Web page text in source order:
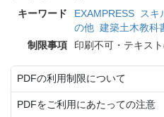
キーワード
EXAMPRESS スキ
の他 建築土木教科
制限事項
印刷不可・テキス
PDFの利用制限について
PDFをご利用にあたっての注意